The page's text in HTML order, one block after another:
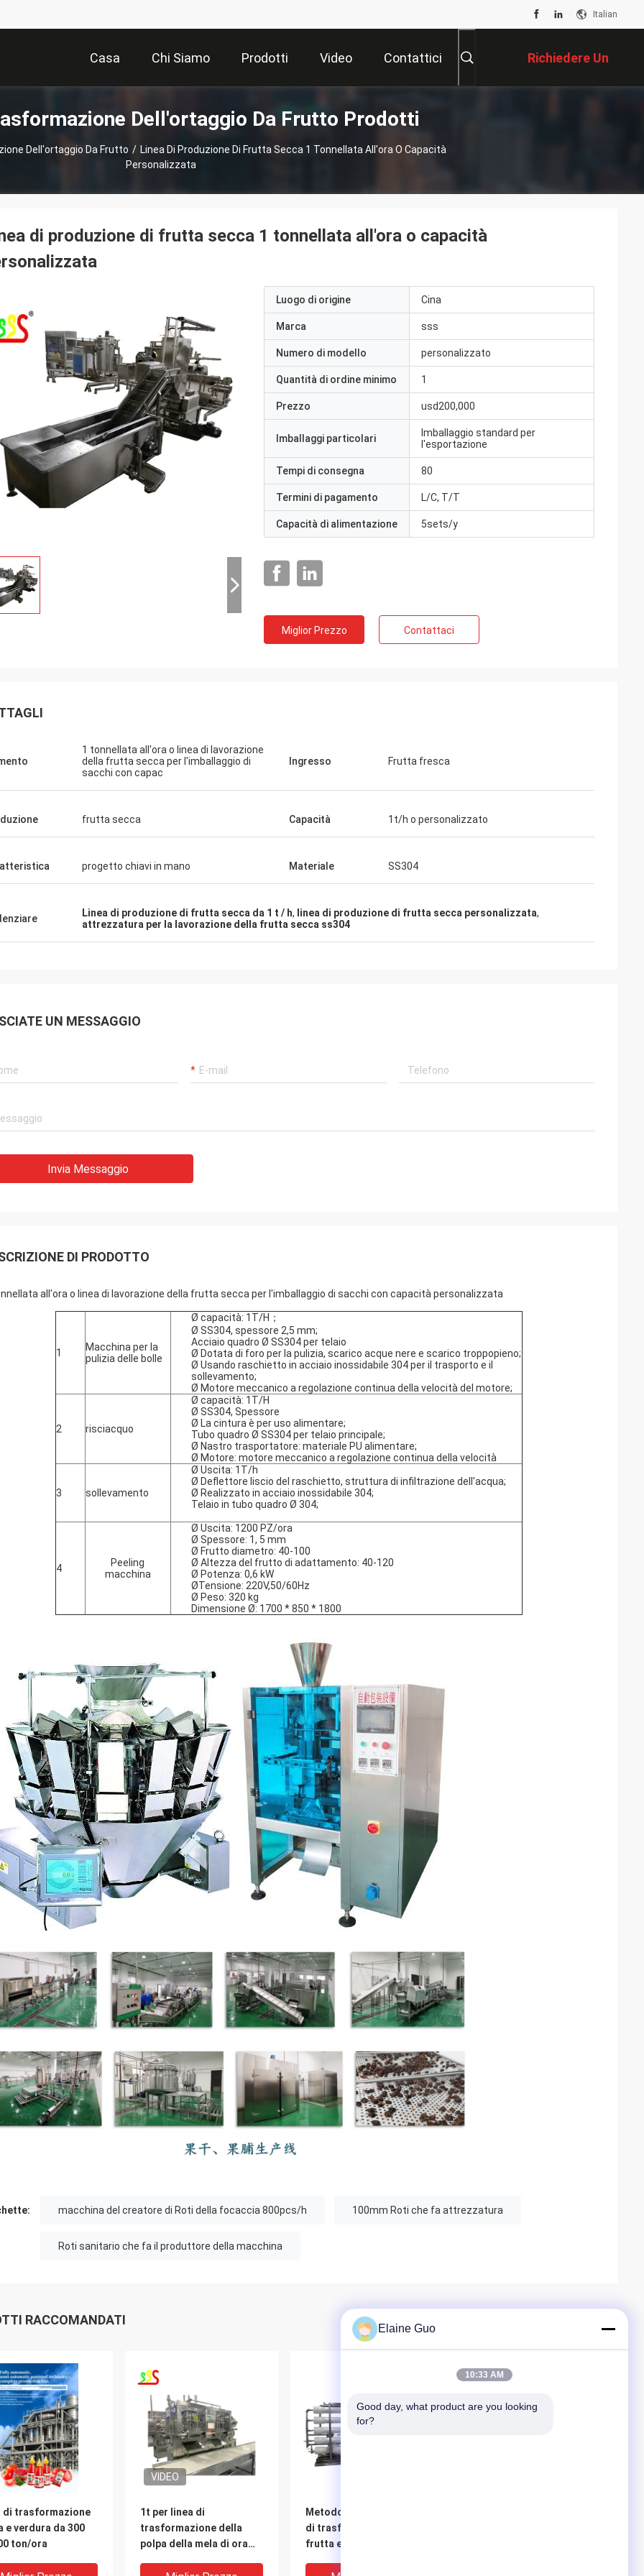
Italian
Casa Chi Siamo Prodotti Video Contattici Richiedere Un
Preventivo
Dell'ortaggio Da Frutto Prodotti
Dell'ortaggio Da Frutto / Linea Di Produzione Di Frutta Secca 1 Tonnellata All'ora O Capacità
Personalizzata
di produzione di frutta secca 1 tonnellata all'ora o capacità
Luogo di origine Cina
Marca sss
Numero di modello personalizzato
Quantità di ordine minimo 1
Prezzo usd200,000
Imballaggi particolari
Imballaggio standard per
l'esportazione
Tempi di consegna 80
Termini di pagamento L/C, T/T
Capacità di alimentazione 5sets/y
Miglior Prezzo Contattaci
1 tonnellata all'ora o linea di lavorazione
della frutta secca per l'imballaggio di
sacchi con capac
Ingresso Frutta fresca
frutta secca Capacità 1t/h o personalizzato
progetto chiavi in mano Materiale SS304
Linea di produzione di frutta secca da 1 t / h, linea di produzione di frutta secca personalizzata,
attrezzatura per la lavorazione della frutta secca ss304
UN MESSAGGIO
Invia Messaggio
DI PRODOTTO
all'ora o linea di lavorazione della frutta secca per l'imballaggio di sacchi con capacità personalizzata
1
Macchina per la
pulizia delle bolle
Ø capacità: 1T/H；
Ø SS304, spessore 2,5 mm;
Acciaio quadro Ø SS304 per telaio
Ø Dotata di foro per la pulizia, scarico acque nere e scarico troppopieno;
Ø Usando raschietto in acciaio inossidabile 304 per il trasporto e il
sollevamento;
Ø Motore meccanico a regolazione continua della velocità del motore;
2 risciacquo
Ø capacità: 1T/H
Ø SS304, Spessore
Ø La cintura è per uso alimentare;
Tubo quadro Ø SS304 per telaio principale;
Ø Nastro trasportatore: materiale PU alimentare;
Ø Motore: motore meccanico a regolazione continua della velocità
3 sollevamento
Ø Uscita: 1T/h
Ø Deflettore liscio del raschietto, struttura di infiltrazione dell'acqua;
Ø Realizzato in acciaio inossidabile 304;
Telaio in tubo quadro Ø 304;
4
Peeling
macchina
Ø Uscita: 1200 PZ/ora
Ø Spessore: 1, 5 mm
Ø Frutto diametro: 40-100
Ø Altezza del frutto di adattamento: 40-120
Ø Potenza: 0,6 kW
ØTensione: 220V,50/60Hz
Ø Peso: 320 kg
Dimensione Ø: 1700 * 850 * 1800
macchina del creatore di Roti della focaccia 800pcs/h 100mm Roti che fa attrezzatura
Roti sanitario che fa il produttore della macchina
RACCOMANDATI
di trasformazione
e verdura da 300
ton/ora
VIDEO
1t per linea di
trasformazione della
polpa della mela di ora
Metodo di lavaggio Linea
di trasformazione di
frutta e verdura per la
Elaine Guo
10:33 AM
Good day, what product are you looking
for?